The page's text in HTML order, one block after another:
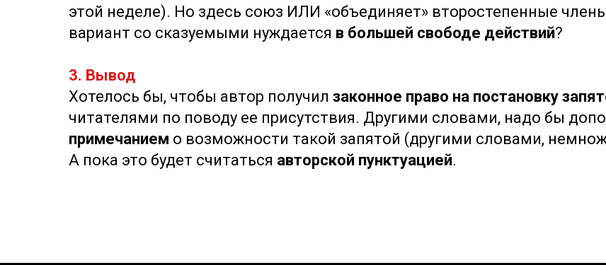
этой неделе). Но здесь союз ИЛИ «объединяет» второстепенные
вариант со сказуемыми нуждается в большей свободе действий?
3. Вывод
Хотелось бы, чтобы автор получил законное право на постановку
читателями по поводу ее присутствия. Другими словами, надо бы
примечанием о возможности такой запятой (другими словами,
А пока это будет считаться авторской пунктуацией.